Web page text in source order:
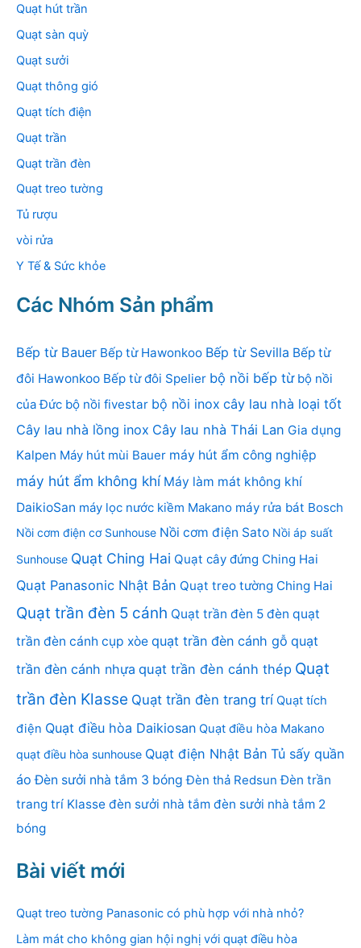
Quạt hút trần
Quạt sàn quỳ
Quạt sưởi
Quạt thông gió
Quạt tích điện
Quạt trần
Quạt trần đèn
Quạt treo tường
Tủ rượu
vòi rửa
Y Tế & Sức khỏe
Các Nhóm Sản phẩm
Bếp từ Bauer Bếp từ Hawonkoo Bếp từ Sevilla Bếp từ
đôi Hawonkoo Bếp từ đôi Spelier bộ nồi bếp từ bộ nồi
của Đức bộ nồi fivestar bộ nồi inox cây lau nhà loại tốt
Cây lau nhà lồng inox Cây lau nhà Thái Lan Gia dụng
Kalpen Máy hút mùi Bauer máy hút ẩm công nghiệp
máy hút ẩm không khí Máy làm mát không khí
DaikioSan máy lọc nước kiềm Makano máy rửa bát Bosch
Nồi cơm điện cơ Sunhouse Nồi cơm điện Sato Nồi áp suất
Sunhouse Quạt Ching Hai Quạt cây đứng Ching Hai
Quạt Panasonic Nhật Bản Quạt treo tường Ching Hai
Quạt trần đèn 5 cánh Quạt trần đèn 5 đèn quạt
trần đèn cánh cụp xòe quạt trần đèn cánh gỗ quạt
trần đèn cánh nhựa quạt trần đèn cánh thép Quạt
trần đèn Klasse Quạt trần đèn trang trí Quạt tích
điện Quạt điều hòa Daikiosan Quạt điều hòa Makano
quạt điều hòa sunhouse Quạt điện Nhật Bản Tủ sấy quần
áo Đèn sưởi nhà tắm 3 bóng Đèn thả Redsun Đèn trần
trang trí Klasse đèn sưởi nhà tắm đèn sưởi nhà tắm 2
bóng
Bài viết mới
Quạt treo tường Panasonic có phù hợp với nhà nhỏ?
Làm mát cho không gian hội nghị với quạt điều hòa